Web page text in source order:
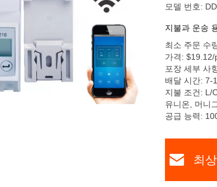
모델 번호:
지불과 운송
최소 주문 수
가격:
포장 세부 사
배달 시간: 7-
지불 조건: L/
유니온, 머니
공급 능력:
최